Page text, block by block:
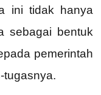
ini tidak hanya
sebagai bentuk
pemerintah
tugasnya.